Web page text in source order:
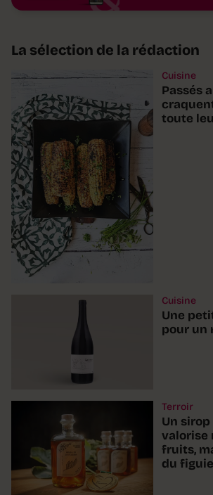
La sélection de la rédaction
Cuisine
Passés
toute
Cuisine
Une
pour un
Terroir
Un
valorise
fruits,
du